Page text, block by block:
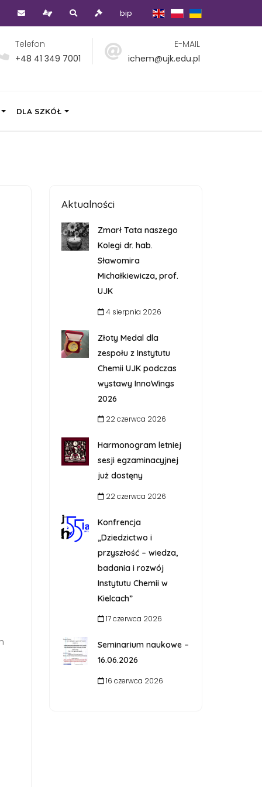
bip
Telefon
+48 41 349 7001
E-MAIL
ichem@ujk.edu.pl
DLA SZKÓŁ
Aktualności
Zmarł Tata naszego
Kolegi dr. hab.
Sławomira
Michałkiewicza, prof.
UJK
4 sierpnia 2026
Złoty Medal dla
zespołu z Instytutu
Chemii UJK podczas
wystawy InnoWings
2026
22 czerwca 2026
Harmonogram letniej
sesji egzaminacyjnej
już dostęny
22 czerwca 2026
Konfrencja
„Dziedzictwo i
przyszłość – wiedza,
badania i rozwój
Instytutu Chemii w
Kielcach”
17 czerwca 2026
Seminarium naukowe –
16.06.2026
16 czerwca 2026